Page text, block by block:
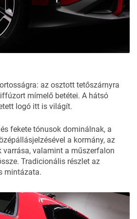
az osztott tetőszárnyra
mímelő betétei. A hátsó
logó itt is világít.
fekete tónusok dominálnak, a
a kormány, az
varrása, valamint a műszerfalon
Tradicionális részlet az
mintázata.